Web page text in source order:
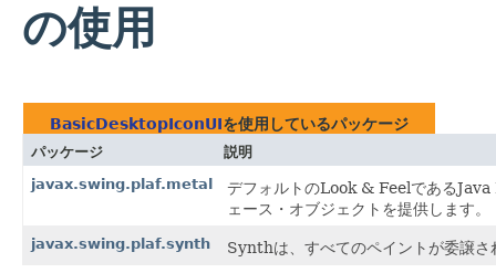
の使用
BasicDesktopIconUIを使用しているパッケージ
パッケージ
説明
javax.swing.plaf.metal
デフォルトのLook & Feelである
ェース・オブジェクトを提供します。
javax.swing.plaf.synth Synthは、すべてのペイントが委譲